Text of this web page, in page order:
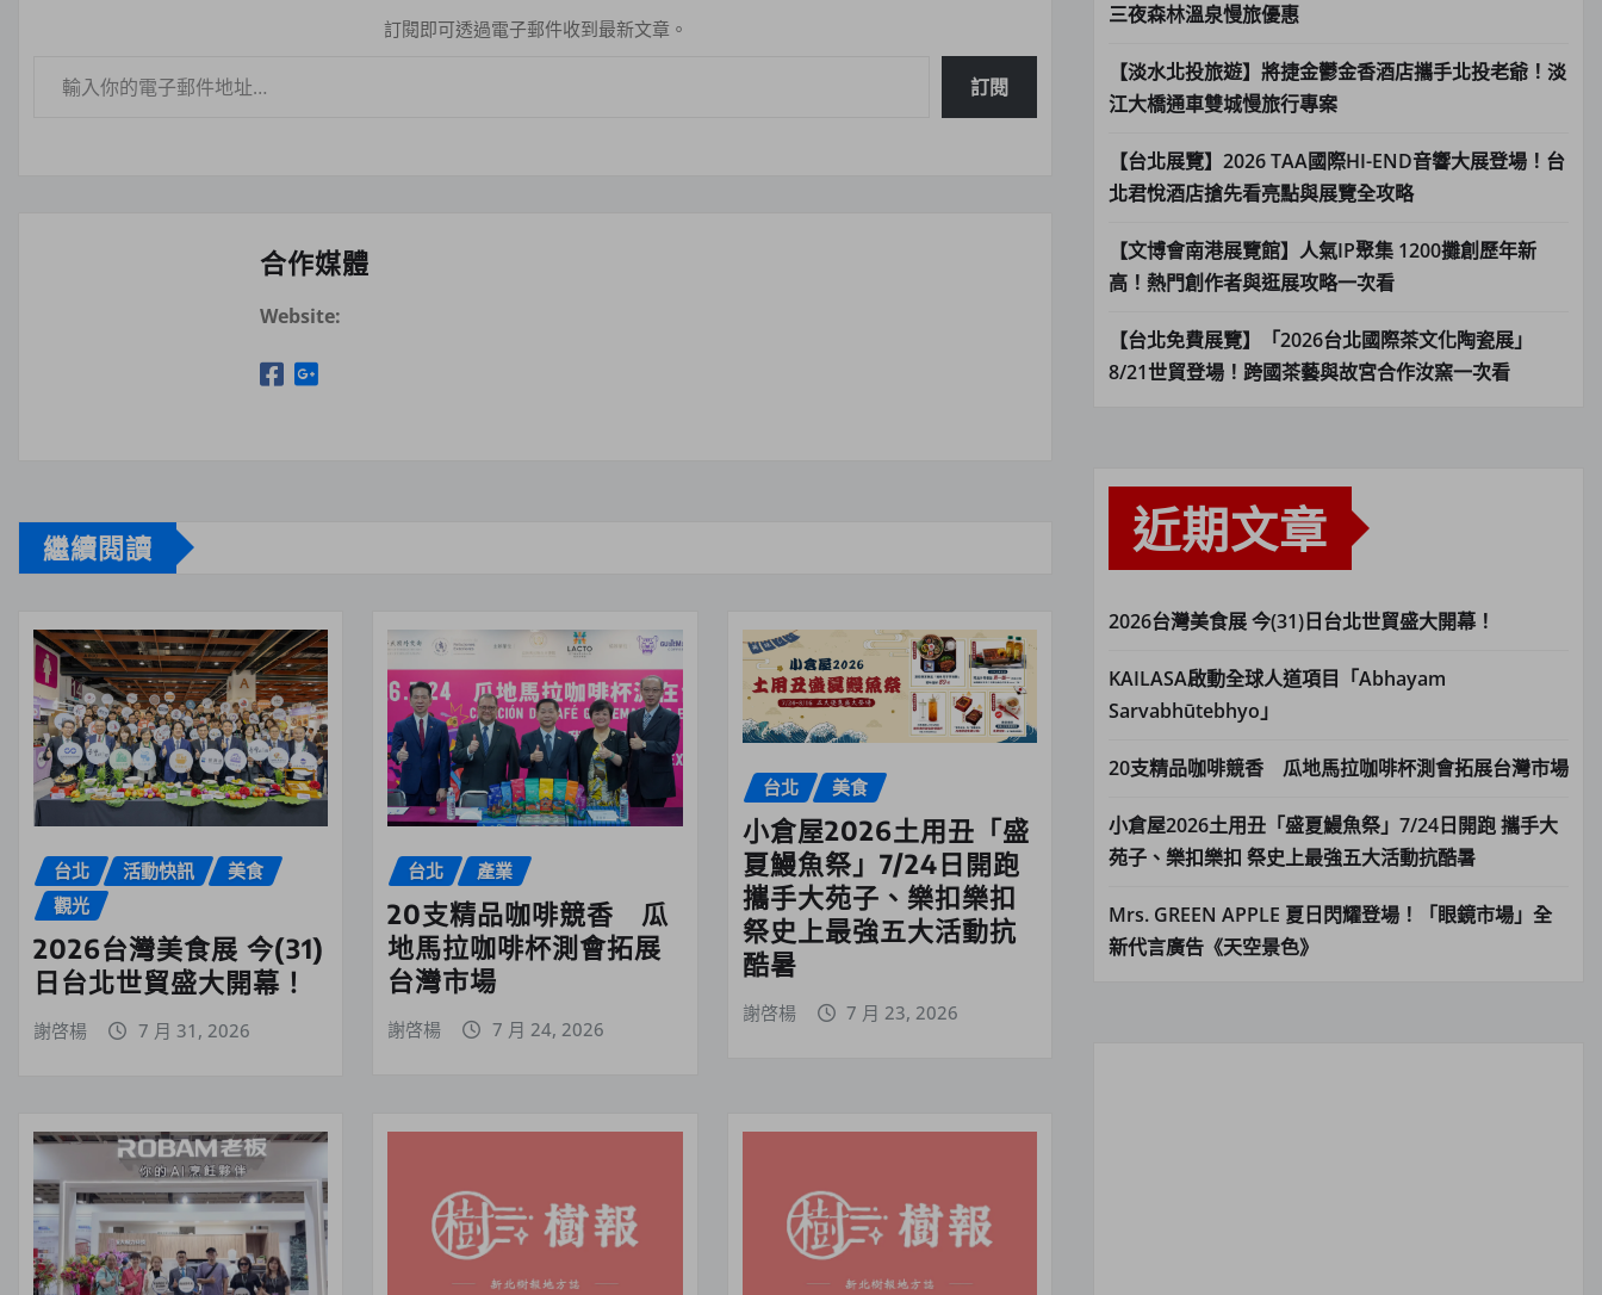
訂閱即可透過電子郵件收到最新文章。
訂閱
合作媒體
Website:
繼續閱讀
台北 活動快訊
美食
觀光
2026台灣美食展 今(31)
日台北世貿盛大開幕！
謝啓楊 7 月 31, 2026
台北 產業
20支精品咖啡競香 瓜
地馬拉咖啡杯測會拓展
台灣市場
謝啓楊 7 月 24, 2026
台北 美食
小倉屋2026土用丑「盛
夏鰻魚祭」7/24日開跑
攜手大苑子、樂扣樂扣
祭史上最強五大活動抗
酷暑
謝啓楊 7 月 23, 2026
三夜森林溫泉慢旅優惠
【淡水北投旅遊】將捷金鬱金香酒店攜手北投老爺！淡
江大橋通車雙城慢旅行專案
【台北展覽】2026 TAA國際HI-END音響大展登場！台
北君悅酒店搶先看亮點與展覽全攻略
【文博會南港展覽館】人氣IP聚集 1200攤創歷年新
高！熱門創作者與逛展攻略一次看
【台北免費展覽】「2026台北國際茶文化陶瓷展」
8/21世貿登場！跨國茶藝與故宮合作汝窯一次看
近期文章
2026台灣美食展 今(31)日台北世貿盛大開幕！
KAILASA啟動全球人道項目「Abhayam
Sarvabhūtebhyo」
20支精品咖啡競香 瓜地馬拉咖啡杯測會拓展台灣市場
小倉屋2026土用丑「盛夏鰻魚祭」7/24日開跑 攜手大
苑子、樂扣樂扣 祭史上最強五大活動抗酷暑
Mrs. GREEN APPLE 夏日閃耀登場！「眼鏡市場」全
新代言廣告《天空景色》